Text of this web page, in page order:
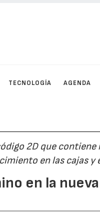
TECNOLOGÍA AGENDA
2D que
en las cajas y
en la